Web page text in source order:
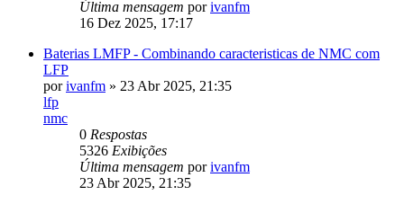
Última mensagem porivanfm
16 Dez 2025, 17:17
Baterias LMFP - Combinando caracteristicas de NMC com
LFP
porivanfm » 23 Abr 2025, 21:35
lfp
nmc
0 Respostas
5326 Exibições
Última mensagem porivanfm
23 Abr 2025, 21:35